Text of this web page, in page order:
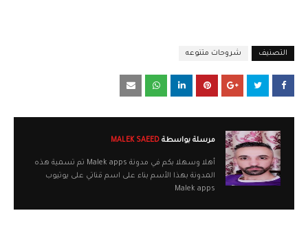
التصنيف شروحات متنوعه
مرسلة بواسطة
أهلا وسهلا بكم في مدونة Malek apps تم تسمية هذه
المدونة بهذا الأسم بناء على اسم قناتي على يوتيوب
Malek apps